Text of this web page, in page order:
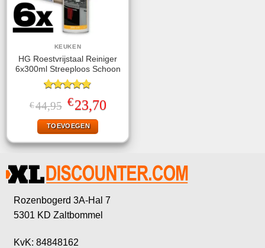
KEUKEN
HG Roestvrijstaal Reiniger
6x300ml Streeploos Schoon
Gewaardeerd
4.83uit 5
€44,95 Oorspronkelijke
prijs
was:
€44,95.
€23,70Huidige
prijs
TOEVOEGEN
Rozenbogerd 3A-Hal 7
5301 KD Zaltbommel
KvK: 84848162